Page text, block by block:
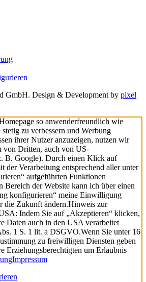
GmbH. Design & Development by pixel
so anwenderfreundlich wie
zu verbessern und Werbung
ihrer Nutzer anzuzeigen, nutzen wir
von Dritten, auch von US-
B. Google). Durch einen Klick auf
der Verarbeitung entsprechend aller unter
aufgeführten Funktionen
Bereich der Website kann ich über einen
konfigurieren“ meine Einwilligung
die Zukunft ändern.Hinweis zur
Indem Sie auf „Akzeptieren“ klicken,
Daten auch in den USA verarbeitet
1 S. 1 lit. a DSGVO.Wenn Sie unter 16
zu freiwilligen Diensten geben
Erziehungsberechtigten um Erlaubnis
Impressum